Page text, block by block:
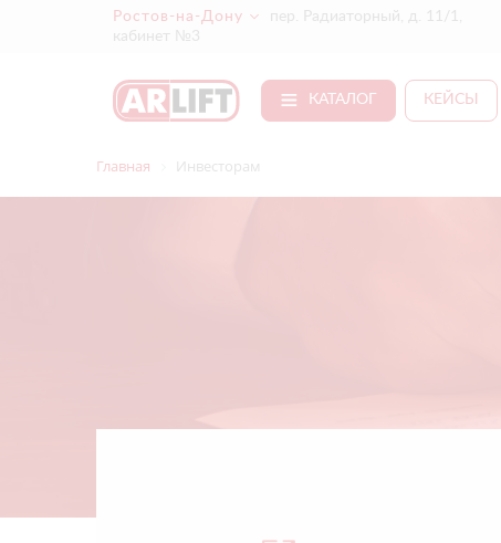
Ростов-на-Дону
пер. Радиаторный, д. 11/1,
кабинет №3
КАТАЛОГ КЕЙСЫ
Главная Инвесторам